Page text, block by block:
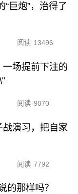
巨炮”，治得了
阅读 13496
场提前下注的
阅读 9070
演习，把自家
阅读 7792
的那样吗？